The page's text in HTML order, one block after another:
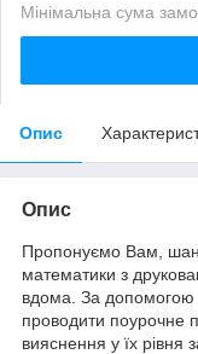
Мінімальна сума
Опис
Опис
Пропонуємо Вам
математики з
вдома За допомогою
проводити поурочне
вияснення у їх рівня